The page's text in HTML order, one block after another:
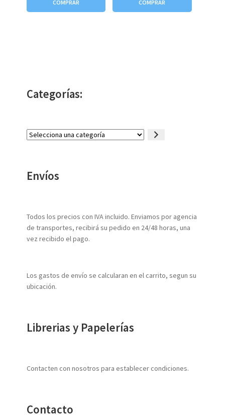
COMPRAR COMPRAR
Categorías:
Selecciona
Envíos
Todos los precios con IVA incluido. Enviamos por agencia
de transportes, recibirá su pedido en 24/48 horas, una
vez recibido el pago.
Los gastos de envío se calcularan en el carrito, segun su
ubicación.
Librerias y Papelerías
Contacten con nosotros para establecer condiciones.
Contacto